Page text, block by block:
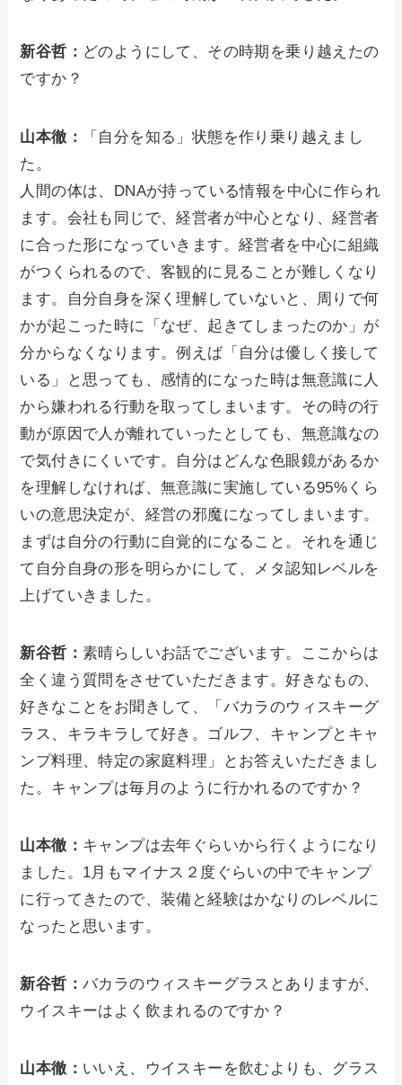
新谷哲： どのようにして、その時期を乗り越えたの
ですか？
山本徹：
「自分を知る」状態を作り乗り越えまし
た。
人間の体は、DNAが持っている情報を中心に作られ
ます。会社も同じで、経営者が中心となり、経営者
に合った形になっていきます。経営者を中心に組織
がつくられるので、客観的に見ることが難しくなり
ます。自分自身を深く理解していないと、周りで何
かが起こった時に「なぜ、起きてしまったのか」が
分からなくなります。例えば「自分は優しく接して
いる」と思っても、感情的になった時は無意識に人
から嫌われる行動を取ってしまいます。その時の行
動が原因で人が離れていったとしても、無意識なの
で気付きにくいです。自分はどんな色眼鏡があるか
を理解しなければ、無意識に実施している95%くら
いの意思決定が、経営の邪魔になってしまいます。
まずは自分の行動に自覚的になること。それを通じ
て自分自身の形を明らかにして、メタ認知レベルを
上げていきました。
新谷哲：素晴らしいお話でございます。ここからは
全く違う質問をさせていただきます。好きなもの、
好きなことをお聞きして、「バカラのウィスキーグ
ラス、キラキラして好き。ゴルフ、キャンプとキャ
ンプ料理、特定の家庭料理」とお答えいただきまし
た。キャンプは毎月のように行かれるのですか？
山本徹： キャンプは去年ぐらいから行くようになり
ました。1月もマイナス２度ぐらいの中でキャンプ
に行ってきたので、装備と経験はかなりのレベルに
なったと思います。
新谷哲：バカラのウィスキーグラスとありますが、
ウイスキーはよく飲まれるのですか？
山本徹： いいえ、ウイスキーを飲むよりも、グラス